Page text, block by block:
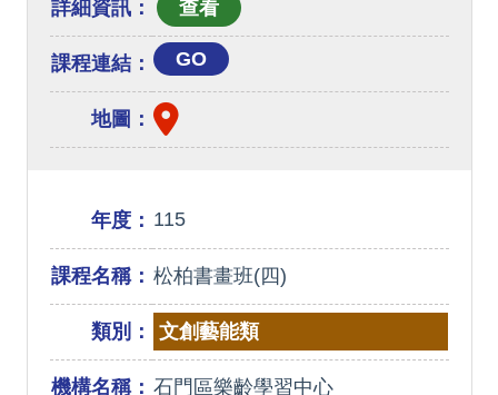
詳細資訊：
課程連結： GO
地圖：
年度： 115
課程名稱： 松柏書畫班(四)
類別： 文創藝能類
機構名稱： 石門區樂齡學習中心